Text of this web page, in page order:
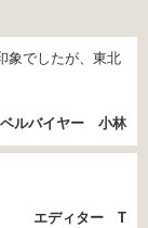
象でしたが、東北
ベルバイヤー 小林
エディター T